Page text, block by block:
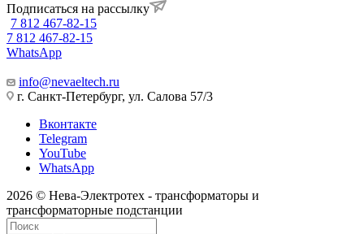
Подписаться на рассылку
7 812 467-82-15
7 812 467-82-15
WhatsApp
info@nevaeltech.ru
г. Санкт-Петербург, ул. Салова 57/3
Вконтакте
Telegram
YouTube
WhatsApp
2026 © Нева-Электротех - трансформаторы и
трансформаторные подстанции